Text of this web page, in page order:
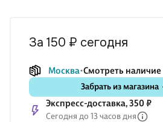
за 150 ₽ сегодня
Москва Смотреть наличие
Забрать из магазина
Экспресс-доставка, 350 ₽
Сегодня до 13 часов дня